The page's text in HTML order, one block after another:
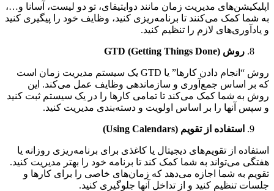
مدیریت زمان مانند دوایتیفای، تو دو لیست، آسانا و…،
کمک می‌کنند تا برنامه‌ریزی کنید، وظایف خود را پیگیری کنید
لازم را تنظیم کنید.
روش GTD (Getting Things Done)
روش “انجام دادن کارها” یا GTD یک سیستم مدیریت زمان است
اساس جمع‌آوری و سازماندهی وظایف عمل می‌کند. این
به شما کمک می‌کند تا تمامی کارها را در یک سیستم ثبت کنید
آنها را بر اساس اولویت و دسته‌بندی مدیریت کنید.
استفاده از تقویم (Using Calendars
)
از تقویم‌های دیجیتال یا کاغذی برای برنامه‌ریزی روزانه یا
می‌تواند به شما کمک کند تا برنامه خود را بهتر مدیریت کنید.
به شما اجازه می‌دهد که زمان‌های خاصی را برای کارها و
تنظیم کنید و از تداخل آنها جلوگیری کنید.